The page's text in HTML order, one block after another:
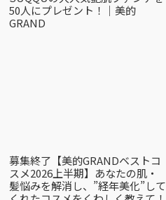
50人にプレゼント！｜美的
GRAND
募集終了【美的GRANDベストコ
スメ2026上半期】あなたの肌・
髪悩みを解消し、”経年美化”して